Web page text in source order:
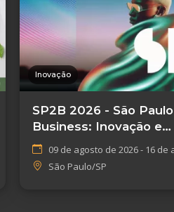
Inovação
SP2B 2026 - São
Business: Inovação e
Empreendedorismo
09 de agosto de 2026 - 16 de
São Paulo/SP